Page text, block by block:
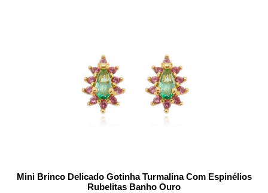
Mini Brinco Delicado Gotinha Turmalina Com Espinélios
Rubelitas Banho Ouro